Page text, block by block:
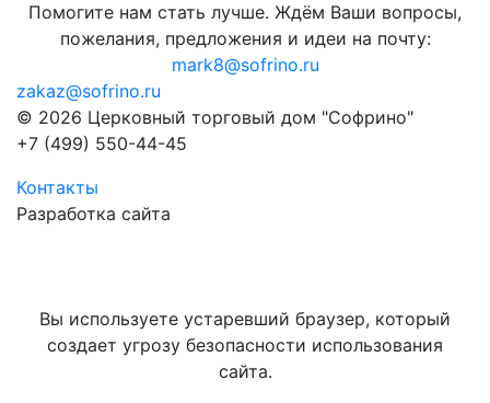
Помогите нам стать лучше. Ждём Ваши вопросы,
пожелания, предложения и идеи на почту:
mark8@sofrino.ru
zakaz@sofrino.ru
© 2026 Церковный торговый дом "Софрино"
+7 (499) 550-44-45
Контакты
Разработка сайта
Вы используете устаревший браузер, который
создает угрозу безопасности использования
сайта.